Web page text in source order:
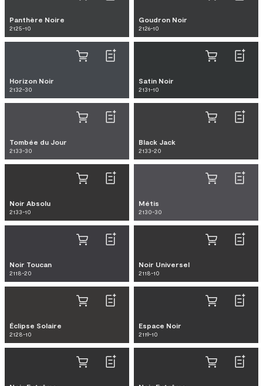
Panthère Noire
2125-10
Goudron Noir
2126-10
Horizon Noir
2132-30
Satin Noir
2131-10
Tombée du Jour
2133-30
Black Jack
2133-20
Noir Absolu
2133-10
Métis
2130-30
Noir Toucan
2118-20
Noir Universel
2118-10
Éclipse Solaire
2128-10
Espace Noir
2119-10